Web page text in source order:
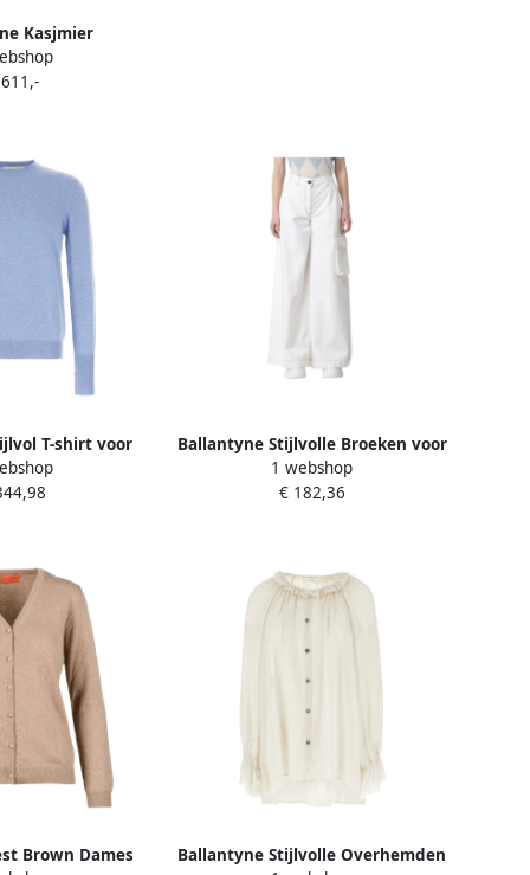
Kasjmier
Trui Blue Heren
T-shirt voor
Blue Heren
Ballantyne Stijlvolle Broeken voor
Mannen en Vrouwen White
Dames
1 webshop
€ 182,36
Brown Dames
Ballantyne Stijlvolle Overhemden